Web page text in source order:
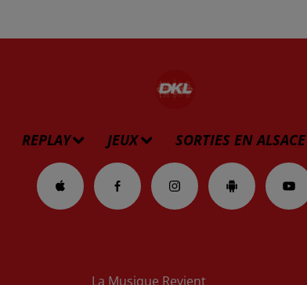
REPLAY JEUX SORTIES EN ALSACE
La Musique Revient